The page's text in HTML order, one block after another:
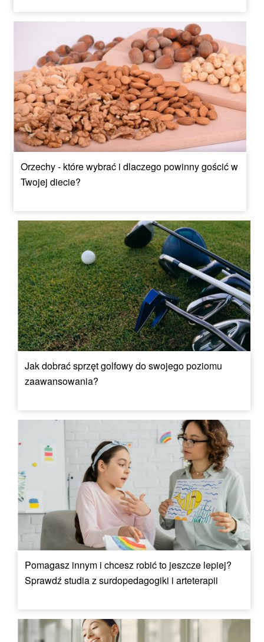
Orzechy - które wybrać i dlaczego powinny gościć w
Twojej diecie?
Jak dobrać sprzęt golfowy do swojego poziomu
zaawansowania?
Pomagasz innym i chcesz robić to jeszcze lepiej?
Sprawdź studia z surdopedagogiki i arteterapii